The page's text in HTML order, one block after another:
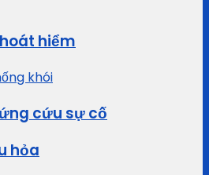
hiểm
khói
cứu sự cố
hỏa